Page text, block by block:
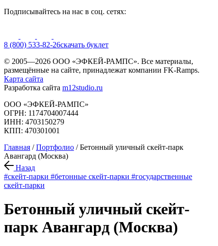
Подписывайтесь на нас в соц. сетях:
8 (800) 533-82-26cкачать буклет
© 2005—2026 ООО «ЭФКЕЙ-РАМПС». Все материалы,
размещённые на сайте, принадлежат компании FK-Ramps.
Карта сайта
Разработка сайта m12studio.ru
ООО «ЭФКЕЙ-РАМПС»
ОГРН: 1174704007444
ИНН: 4703150279
КПП: 470301001
Главная /Портфолио /Бетонный уличный скейт-парк
Авангард (Москва)
Назад
#скейт-парки #бетонные скейт-парки #государственные
скейт-парки
Бетонный уличный скейт-
парк Авангард (Москва)